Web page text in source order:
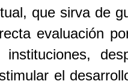
que sirva de
evaluación
el